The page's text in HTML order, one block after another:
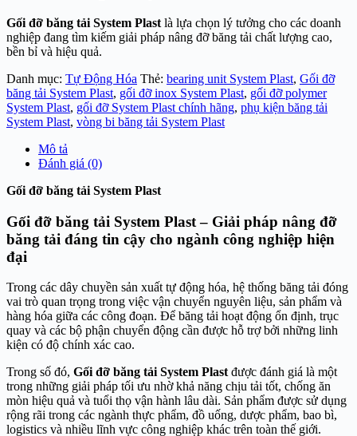
Gối đỡ băng tải System Plast là lựa chọn lý tưởng cho các doanh
nghiệp đang tìm kiếm giải pháp nâng đỡ băng tải chất lượng cao,
bền bỉ và hiệu quả.
Danh mục: Tự Động Hóa Thẻ: bearing unit System Plast, Gối đỡ
băng tải System Plast, gối đỡ inox System Plast, gối đỡ polymer
System Plast, gối đỡ System Plast chính hãng, phụ kiện băng tải
System Plast, vòng bi băng tải System Plast
Mô tả
Đánh giá (0)
Gối đỡ băng tải System Plast
Gối đỡ băng tải System Plast – Giải pháp nâng đỡ
băng tải đáng tin cậy cho ngành công nghiệp hiện
đại
Trong các dây chuyền sản xuất tự động hóa, hệ thống băng tải đóng
vai trò quan trọng trong việc vận chuyển nguyên liệu, sản phẩm và
hàng hóa giữa các công đoạn. Để băng tải hoạt động ổn định, trục
quay và các bộ phận chuyển động cần được hỗ trợ bởi những linh
kiện có độ chính xác cao.
Trong số đó, Gối đỡ băng tải System Plast được đánh giá là một
trong những giải pháp tối ưu nhờ khả năng chịu tải tốt, chống ăn
mòn hiệu quả và tuổi thọ vận hành lâu dài. Sản phẩm được sử dụng
rộng rãi trong các ngành thực phẩm, đồ uống, dược phẩm, bao bì,
logistics và nhiều lĩnh vực công nghiệp khác trên toàn thế giới.